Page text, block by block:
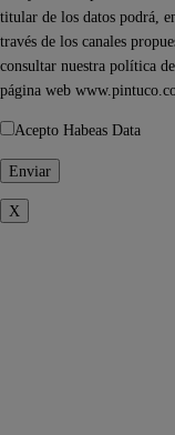
titular de los datos podrá,
través de los canales
consultar nuestra política
página web
Acepto Habeas Data
X